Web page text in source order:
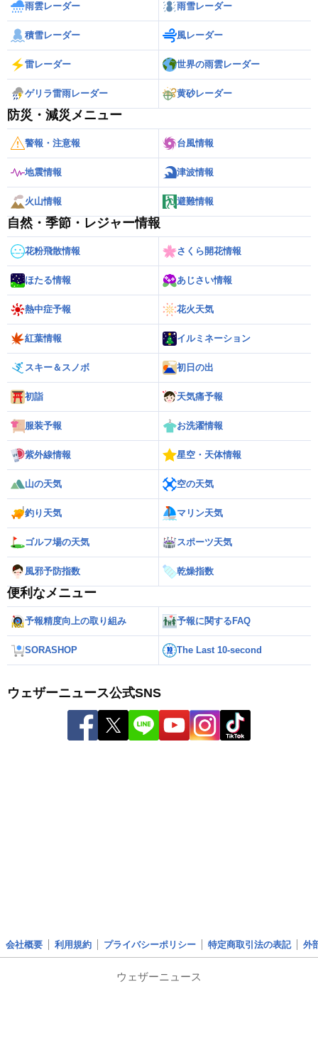
雨雲レーダー 雨雪レーダー
積雪レーダー 風レーダー
雷レーダー 世界の雨雲レーダー
ゲリラ雷雨レーダー 黄砂レーダー
防災・減災メニュー
警報・注意報 台風情報
地震情報 津波情報
火山情報 避難情報
自然・季節・レジャー情報
花粉飛散情報 さくら開花情報
ほたる情報 あじさい情報
熱中症予報 花火天気
紅葉情報 イルミネーション
スキー＆スノボ 初日の出
初詣 天気痛予報
服装予報 お洗濯情報
紫外線情報 星空・天体情報
山の天気 空の天気
釣り天気 マリン天気
ゴルフ場の天気 スポーツ天気
風邪予防指数 乾燥指数
便利なメニュー
予報精度向上の取り組み 予報に関するFAQ
SORASHOP The Last 10-second
ウェザーニュース公式SNS
会社概要 利用規約 プライバシーポリシー 特定商取引法の表記 外
ウェザーニュース